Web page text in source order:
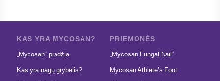
KAS YRA MYCOSAN?
„Mycosan“ pradžia
Kas yra nagų grybelis?
PRIEMONÈS
„Mycosan Fungal Nail“
Mycosan Athlete’s Foot